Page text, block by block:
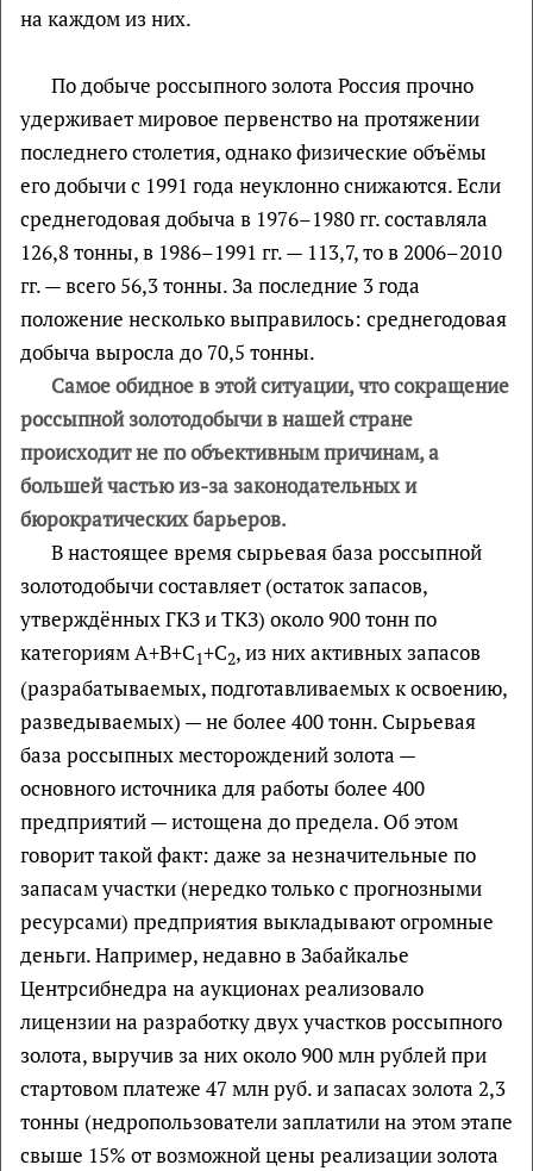
на каждом из них.
По добыче россыпного золота Россия прочно
удерживает мировое первенство на протяжении
последнего столетия, однако физические объёмы
его добычи с 1991 года неуклонно снижаются. Если
среднегодовая добыча в 1976–1980 гг. составляла
126,8 тонны, в 1986–1991 гг. — 113,7, то в 2006–2010
гг. — всего 56,3 тонны. За последние 3 года
положение несколько выправилось: среднегодовая
добыча выросла до 70,5 тонны.
Самое обидное в этой ситуации, что сокращение
россыпной золотодобычи в нашей стране
происходит не по объективным причинам, а
большей частью из-за законодательных и
бюрократических барьеров.
В настоящее время сырьевая база россыпной
золотодобычи составляет (остаток запасов,
утверждённых ГКЗ и ТКЗ) около 900 тонн по
категориям А+B+C1+С2, из них активных запасов
(разрабатываемых, подготавливаемых к освоению,
разведываемых) — не более 400 тонн. Сырьевая
база россыпных месторождений золота —
основного источника для работы более 400
предприятий — истощена до предела. Об этом
говорит такой факт: даже за незначительные по
запасам участки (нередко только с прогнозными
ресурсами) предприятия выкладывают огромные
деньги. Например, недавно в Забайкалье
Центрсибнедра на аукционах реализовало
лицензии на разработку двух участков россыпного
золота, выручив за них около 900 млн рублей при
стартовом платеже 47 млн руб. и запасах золота 2,3
тонны (недропользователи заплатили на этом этапе
свыше 15% от возможной цены реализации золота